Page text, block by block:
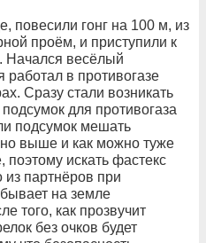
повесили гонг на 100 м, из
проём, и приступили к
Начался весёлый
работал в противогазе
Сразу стали возникать
для противогаза
подсумок мешать
выше и как можно туже
поэтому искать фастекс
из партнёров при
на земле
того, как прозвучит
без очков будет